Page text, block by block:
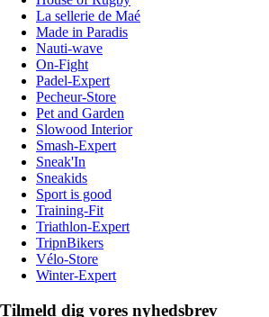
La sellerie de Maé
Made in Paradis
Nauti-wave
On-Fight
Padel-Expert
Pecheur-Store
Pet and Garden
Slowood Interior
Smash-Expert
Sneak'In
Sneakids
Sport is good
Training-Fit
Triathlon-Expert
TripnBikers
Vélo-Store
Winter-Expert
Tilmeld dig vores nyhedsbrev